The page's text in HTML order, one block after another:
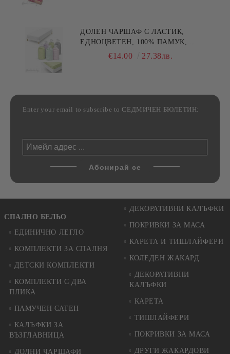
ДОЛЕН ЧАРШАФ С ЛАСТИК,
ЕДНОЦВЕТЕН, 100% ПАМУК,
РАЗЛИЧНИ РАЗМЕРИ
€14.00 27.38лв.
Enter your email to subscribe to СЕДМИЧЕН БЮЛЕТИН:
СПАЛНО БЕЛЬО
ЕДИНИЧНО ЛЕГЛО
КОМПЛЕКТИ ЗА СПАЛНЯ
ДЕТСКИ КОМПЛЕКТИ
КОМПЛЕКТИ С ДВА
ПЛИКА
ПАМУЧЕН САТЕН
КАЛЪФКИ ЗА
ВЪЗГЛАВНИЦА
ДОЛНИ ЧАРШАФИ
ДЕКОРАТИВНИ КАЛЪФКИ
ПОКРИВКИ ЗА МАСА
КАРЕТА И ТИШЛАЙФЕРИ
КОЛЕДЕН ЖАКАРД
ДЕКОРАТИВНИ
КАЛЪФКИ
КАРЕТА
ТИШЛАЙФЕРИ
ПОКРИВКИ ЗА МАСА
ДРУГИ ЖАКАРДОВИ